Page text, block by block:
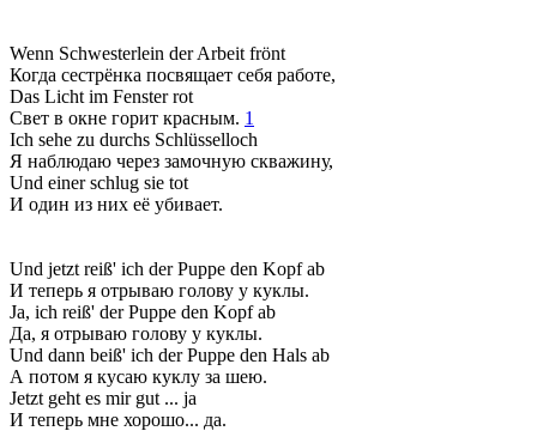
Wenn Schwesterlein der Arbeit frönt
Когда сестрёнка посвящает себя работе,
Das Licht im Fenster rot
Свет в окне горит красным. 1
Ich sehe zu durchs Schlüsselloch
Я наблюдаю через замочную скважину,
Und einer schlug sie tot
И один из них её убивает.
Und jetzt reiß' ich der Puppe den Kopf ab
И теперь я отрываю голову у куклы.
Ja, ich reiß' der Puppe den Kopf ab
Да, я отрываю голову у куклы.
Und dann beiß' ich der Puppe den Hals ab
А потом я кусаю куклу за шею.
Jetzt geht es mir gut ... ja
И теперь мне хорошо... да.